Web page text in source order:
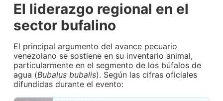
El liderazgo regional en el
sector bufalino
El principal argumento del avance pecuario
venezolano se sostiene en su inventario animal,
particularmente en el segmento de los búfalos de
agua (Bubalus bubalis). Según las cifras oficiales
difundidas durante el evento: